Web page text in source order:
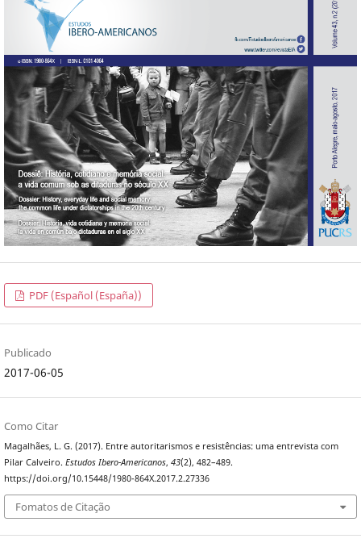
PDF (Español (España))
Publicado
2017-06-05
Como Citar
Magalhães, L. G. (2017). Entre autoritarismos e resistências: uma entrevista com
Pilar Calveiro. Estudos Ibero-Americanos, 43(2), 482–489.
https://doi.org/10.15448/1980-864X.2017.2.27336
Fomatos de Citação